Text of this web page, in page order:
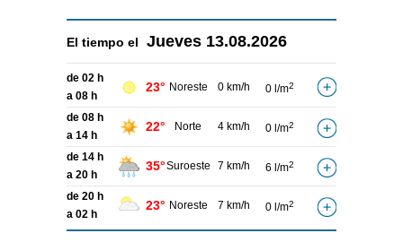
El tiempo el Jueves 13.08.2026
de 02 h
a 08 h
23° Noreste 0 km/h 0 l/m2
de 08 h
a 14 h
22° Norte 4 km/h 0 l/m2
de 14 h
a 20 h
35°Suroeste 7 km/h 6 l/m2
de 20 h
a 02 h
23° Noreste 7 km/h 0 l/m2